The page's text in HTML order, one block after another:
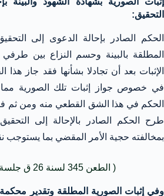
التحقيق:
الحكم الصادر بإحالة الدعوى إلى
المطلقة بالبينة وحسم النزاع بين
الإثبات بعد أن تجادلا بشأنها فقد جاز هذا
في خصوص جواز إثبات تلك الصورية مما
الحكم في هذا الشق القطعي منه ومن ثم
طرح الحكم الصادر بالإحالة إلى
بمخالفته حجية الأمر المقضي بما يستوجب
( الطعن 345 لسنة 26 ق جلسة 15/2/1962 )
وفي إثبات الصورية المطلقة وتقدير